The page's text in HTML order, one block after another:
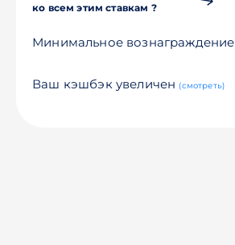
ко всем этим ставкам ?
Минимальное вознаграждение
Ваш кэшбэк увеличен (смотреть)